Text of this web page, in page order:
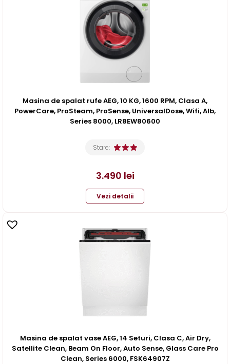
Masina de spalat rufe AEG, 10 KG, 1600 RPM, Clasa A,
PowerCare, ProSteam, ProSense, UniversalDose, Wifi, Alb,
Series 8000, LR8EW80600
Stare:
3.490 lei
Vezi detalii
Masina de spalat vase AEG, 14 Seturi, Clasa C, Air Dry,
Satellite Clean, Beam On Floor, Auto Sense, Glass Care Pro
Clean, Series 6000, FSK64907Z